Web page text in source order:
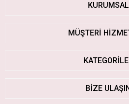
KURUMSAL
MÜŞTERİ
BİZE